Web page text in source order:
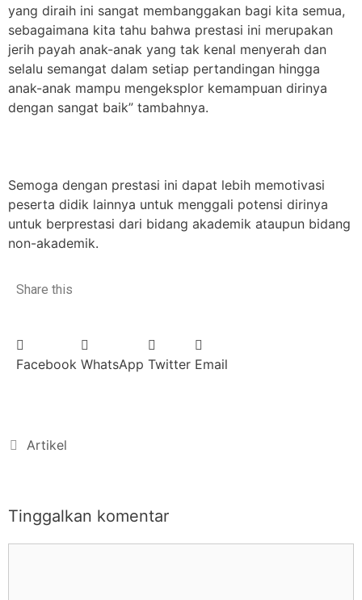
yang diraih ini sangat membanggakan bagi kita semua,
sebagaimana kita tahu bahwa prestasi ini merupakan
jerih payah anak-anak yang tak kenal menyerah dan
selalu semangat dalam setiap pertandingan hingga
anak-anak mampu mengeksplor kemampuan dirinya
dengan sangat baik” tambahnya.
Semoga dengan prestasi ini dapat lebih memotivasi
peserta didik lainnya untuk menggali potensi dirinya
untuk berprestasi dari bidang akademik ataupun bidang
non-akademik.
Share this
Facebook WhatsApp Twitter Email
Artikel
Tinggalkan komentar